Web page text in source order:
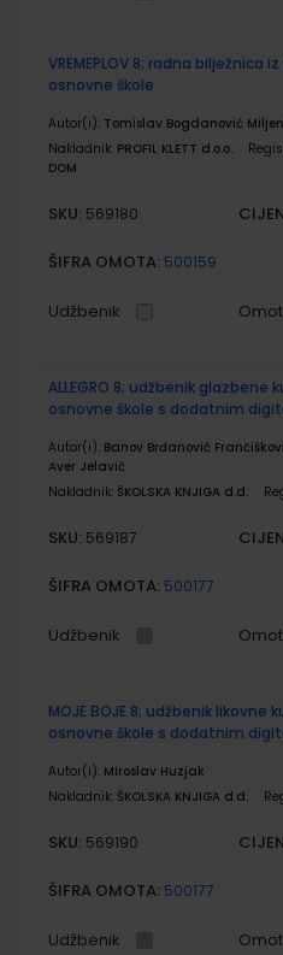
VREMEPLOV 8; radna
osnovne škole
Autor(i): Tomislav Bogdanović
Nakladnik: PROFIL KLETT d.o.o.
DOM
SKU: 569180
ŠIFRA OMOTA: 500159
Udžbenik Omot
ALLEGRO 8; udžbenik
osnovne škole s dodatnim
Autor(i): Banov Brđanović
Aver Jelavić
Nakladnik: ŠKOLSKA KNJIGA d.d.
SKU: 569187
ŠIFRA OMOTA: 500177
Udžbenik Omot
MOJE BOJE 8; udžbenik
osnovne škole s dodatnim
Autor(i): Miroslav Huzjak
Nakladnik: ŠKOLSKA KNJIGA d.d.
SKU: 569190
ŠIFRA OMOTA: 500177
Udžbenik Omot